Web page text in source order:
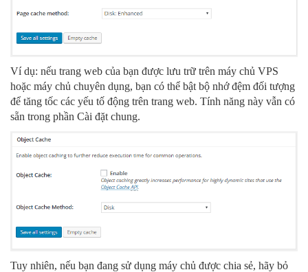
Ví dụ: nếu trang web của bạn được lưu trữ trên máy chủ VPS
hoặc máy chủ chuyên dụng, bạn có thể bật bộ nhớ đệm đối tượng
để tăng tốc các yếu tố động trên trang web. Tính năng này vẫn có
sẵn trong phần Cài đặt chung.
Tuy nhiên, nếu bạn đang sử dụng máy chủ được chia sẻ, hãy bỏ